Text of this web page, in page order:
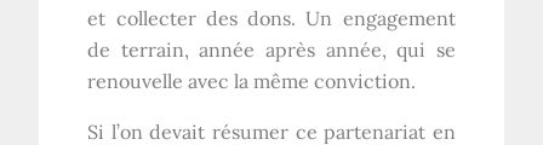
et collecter des dons. Un engagement
de terrain, année après année, qui se
renouvelle avec la même conviction.
Si l’on devait résumer ce partenariat en